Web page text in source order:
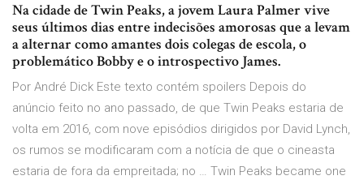
Na cidade de Twin Peaks, a jovem Laura Palmer vive
seus últimos dias entre indecisões amorosas que a levam
a alternar como amantes dois colegas de escola, o
problemático Bobby e o introspectivo James.
Por André Dick Este texto contém spoilers Depois do
anúncio feito no ano passado, de que Twin Peaks estaria de
volta em 2016, com nove episódios dirigidos por David Lynch,
os rumos se modificaram com a notícia de que o cineasta
estaria de fora da empreitada; no … Twin Peaks became one